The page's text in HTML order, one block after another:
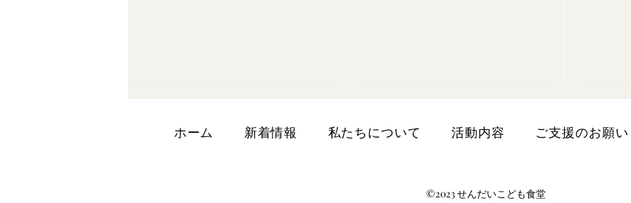
ホーム 新着情報 私たちについて 活動内容 ご支援のお願い
©2023 せんだいこども食堂